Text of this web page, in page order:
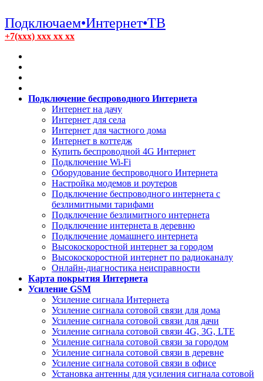
Подключаем•Интернет•ТВ
+7(xxx) xxx xx xx
Подключение беспроводного Интернета
Интернет на дачу
Интернет для села
Интернет для частного дома
Интернет в коттедж
Купить беспроводной 4G Интернет
Подключение Wi-Fi
Оборудование беспроводного Интернета
Настройка модемов и роутеров
Подключение беспроводного интернета с
безлимитными тарифами
Подключение безлимитного интернета
Подключение интернета в деревню
Подключение домашнего интернета
Высокоскоростной интернет за городом
Высокоскоростной интернет по радиоканалу
Онлайн-диагностика неисправности
Карта покрытия Интернета
Усиление GSM
Усиление сигнала Интернета
Усиление сигнала сотовой связи для дома
Усиление сигнала сотовой связи для дачи
Усиление сигнала сотовой связи 4G, 3G, LTE
Усиление сигнала сотовой связи за городом
Усиление сигнала сотовой связи в деревне
Усиление сигнала сотовой связи в офисе
Установка антенны для усиления сигнала сотовой